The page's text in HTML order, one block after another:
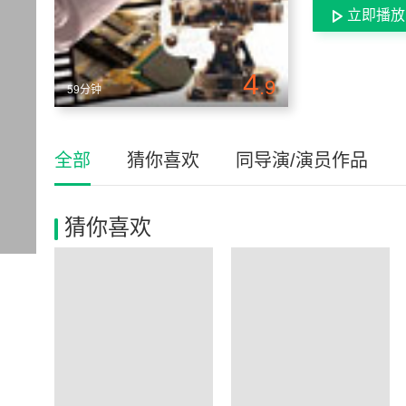
59分钟 4.9
立即播放
全部 猜你喜欢 同导演/演员作品
猜你喜欢